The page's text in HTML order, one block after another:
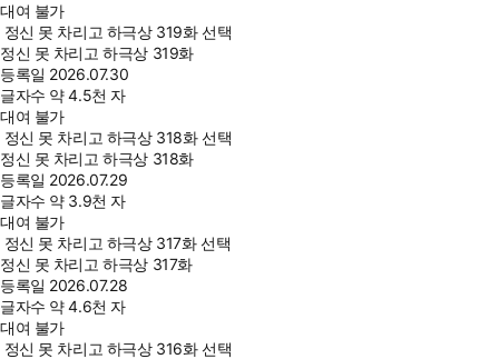
대여 불가
정신 못 차리고 하극상 319화 선택
정신 못 차리고 하극상 319화
등록일 2026.07.30
글자수 약 4.5천 자
대여 불가
정신 못 차리고 하극상 318화 선택
정신 못 차리고 하극상 318화
등록일 2026.07.29
글자수 약 3.9천 자
대여 불가
정신 못 차리고 하극상 317화 선택
정신 못 차리고 하극상 317화
등록일 2026.07.28
글자수 약 4.6천 자
대여 불가
정신 못 차리고 하극상 316화 선택